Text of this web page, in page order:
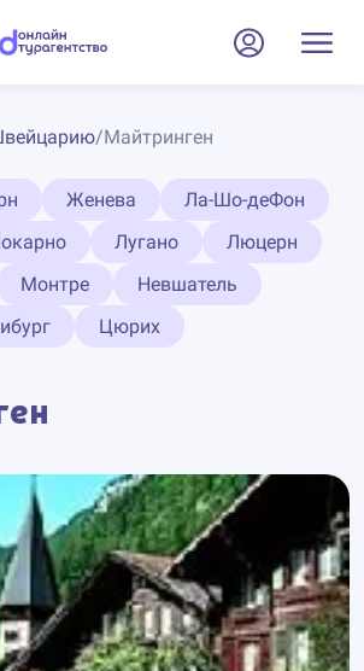
/Майтринген
Женева
Ла-Шо-деФон
Лугано
Люцерн
Монтре
Невшатель
Цюрих